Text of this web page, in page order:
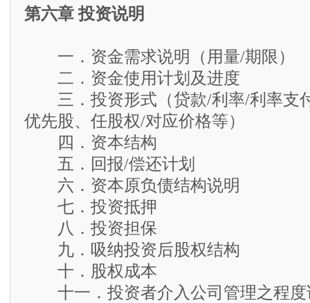
第六章 投资说明
一．资金需求说明（用量/期限）
二．资金使用计划及进度
三．投资形式（贷款/利率/利率支
优先股、任股权/对应价格等）
四．资本结构
五．回报/偿还计划
六．资本原负债结构说明
七．投资抵押
八．投资担保
九．吸纳投资后股权结构
十．股权成本
十一．投资者介入公司管理之程度